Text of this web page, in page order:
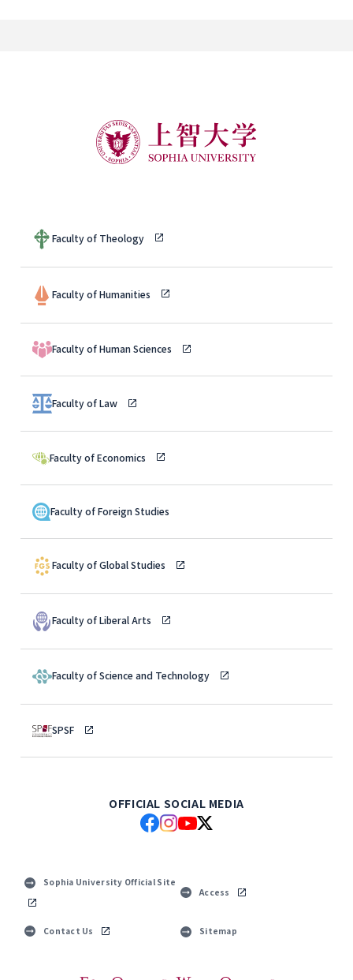
Faculty of Theology
Faculty of Humanities
Faculty of Human Sciences
Faculty of Law
Faculty of Economics
Faculty of Foreign Studies
Faculty of Global Studies
Faculty of Liberal Arts
Faculty of Science and Technology
SPSF
OFFICIAL SOCIAL MEDIA
Sophia University Official Site
Access
Contact Us Sitemap